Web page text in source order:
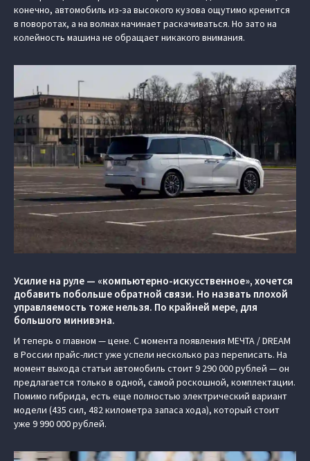
конечно, автомобиль из-за высокого кузова ощутимо кренится
в поворотах, а на волнах начинает раскачиваться. Но зато на
колейность машина не обращает никакого внимания.
Усилие на руле — «компьютерно-искусственное», хочется
добавить побольше обратной связи. Но назвать плохой
управляемость тоже нельзя. По крайней мере, для
большого минивэна.
И теперь о главном — цене. С момента появления МЕЧТА / DREAM
в России прайс-лист уже успели несколько раз переписать. На
момент выхода статьи автомобиль стоит 9 290 000 рублей — он
предлагается только в одной, самой роскошной, комплектации.
Помимо гибрида, есть еще полностью электрический вариант
модели (435 сил, 482 километра запаса хода), который стоит
уже 9 990 000 рублей.